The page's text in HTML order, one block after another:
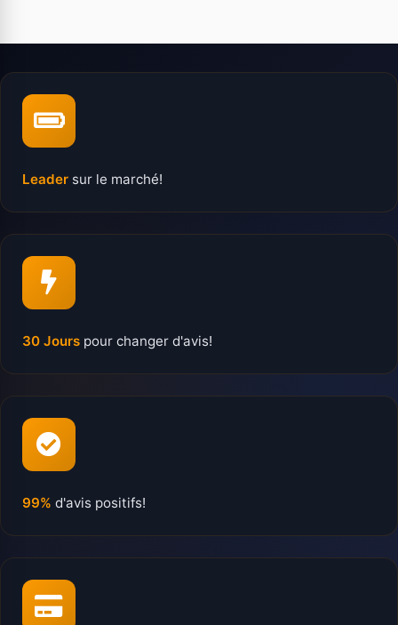
Leader sur le marché!
30 Jours pour changer d'avis!
99% d'avis positifs!